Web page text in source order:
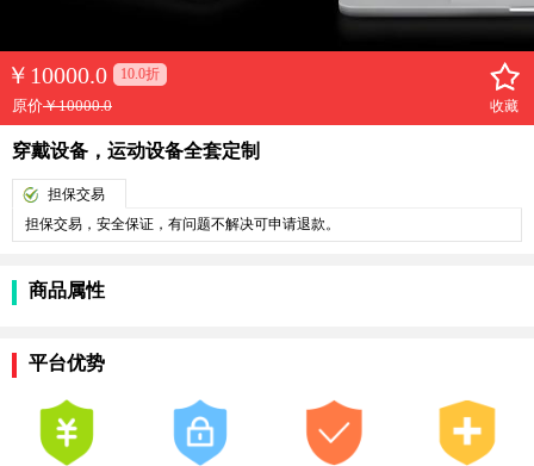
￥ 10000.0 10.0折
原价￥10000.0 收藏
穿戴设备，运动设备全套定制
担保交易
担保交易，安全保证，有问题不解决可申请退款。
商品属性
平台优势